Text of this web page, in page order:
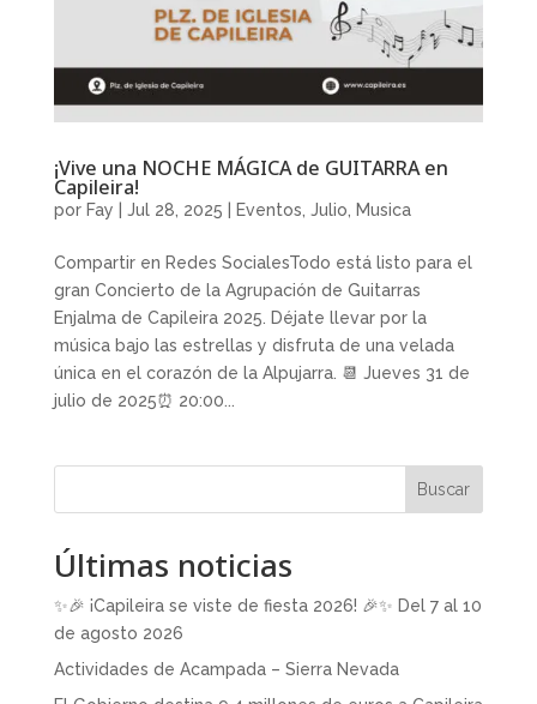
¡Vive una NOCHE MÁGICA de GUITARRA en
Capileira!
por Fay Jul 28, 2025 Eventos Julio Musica
Compartir en Redes SocialesTodo está listo para el
gran Concierto de la Agrupación de Guitarras
Enjalma de Capileira 2025. Déjate llevar por la
música bajo las estrellas y disfruta de una velada
única en el corazón de la Alpujarra. 📆 Jueves 31 de
julio de 2025⏰ 20:00...
Buscar
Últimas noticias
✨🎉 ¡Capileira se viste de fiesta 2026! 🎉✨ Del 7 al 10
de agosto 2026
Actividades de Acampada – Sierra Nevada